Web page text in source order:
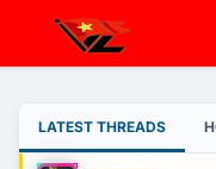
LATEST THREADS